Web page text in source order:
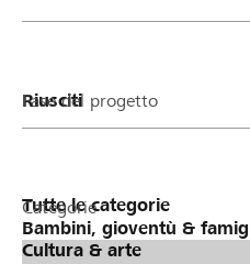
Fase del progetto
Categorie